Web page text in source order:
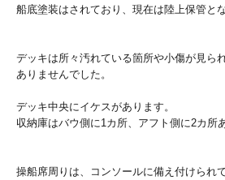
船底塗装はされており、現在は陸上保管と
デッキは所々汚れている箇所や小傷が見ら
ありませんでした。
デッキ中央にイケスがあります。
収納庫はバウ側に1カ所、アフト側に2カ所
操船席周りは、コンソールに備え付けられ